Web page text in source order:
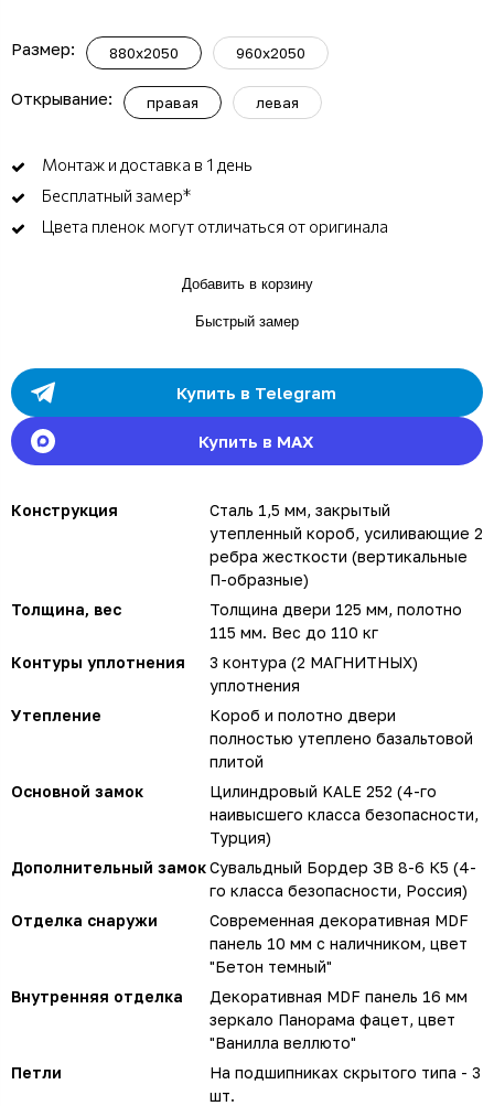
Размер: 880x2050 960x2050
Открывание: правая левая
Монтаж и доставка в 1 день
Бесплатный замер*
Цвета пленок могут отличаться от оригинала
Добавить в корзину
Быстрый замер
Купить в Telegram
Купить в MAX
Конструкция
Сталь 1,5 мм, закрытый
утепленный короб, усиливающие 2
ребра жесткости (вертикальные
П-образные)
Толщина, вес
Толщина двери 125 мм, полотно
115 мм. Вес до 110 кг
Контуры уплотнения
3 контура (2 МАГНИТНЫХ)
уплотнения
Утепление
Короб и полотно двери
полностью утеплено базальтовой
плитой
Основной замок
Цилиндровый KALE 252 (4-го
наивысшего класса безопасности,
Турция)
Дополнительный замокСувальдный Бордер ЗВ 8-6 К5 (4-
го класса безопасности, Россия)
Отделка снаружи
Современная декоративная MDF
панель 10 мм с наличником, цвет
"Бетон темный"
Внутренняя отделка
Декоративная MDF панель 16 мм
зеркало Панорама фацет, цвет
"Ванилла веллюто"
Петли
На подшипниках скрытого типа - 3
шт.